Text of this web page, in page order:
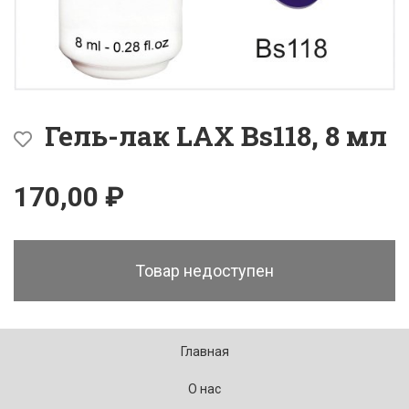
Гель-лак LAX Bs118, 8 мл
170,00 ₽
Товар недоступен
Главная
О нас